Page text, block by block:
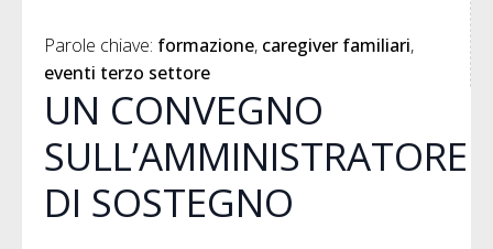
Parole chiave: formazione caregiver familiari
eventi terzo settore
UN CONVEGNO
SULL’AMMINISTRATORE
DI SOSTEGNO